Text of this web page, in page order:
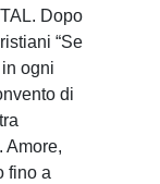
Dopo
“Se
ogni
di
Amore,
fino a